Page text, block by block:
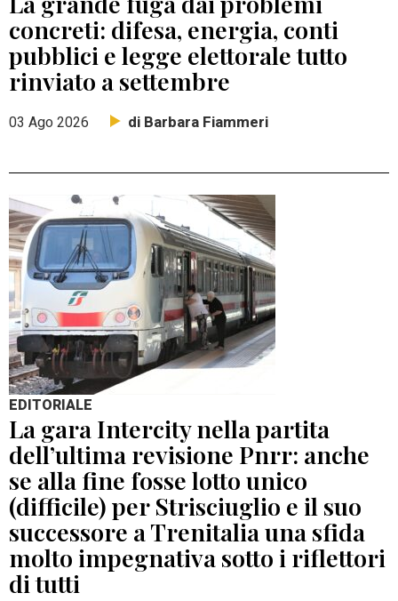
concreti: difesa, energia, conti
pubblici e legge elettorale tutto
rinviato a settembre
03 Ago 2026 di Barbara Fiammeri
EDITORIALE
La gara Intercity nella partita
dell’ultima revisione Pnrr: anche
se alla fine fosse lotto unico
(difficile) per Strisciuglio e il suo
successore a Trenitalia una sfida
molto impegnativa sotto i riflettori
di tutti